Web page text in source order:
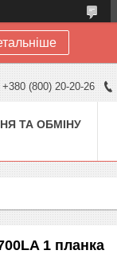
+380 (800) 20-20-26
ТА ОБМІНУ
1 планка